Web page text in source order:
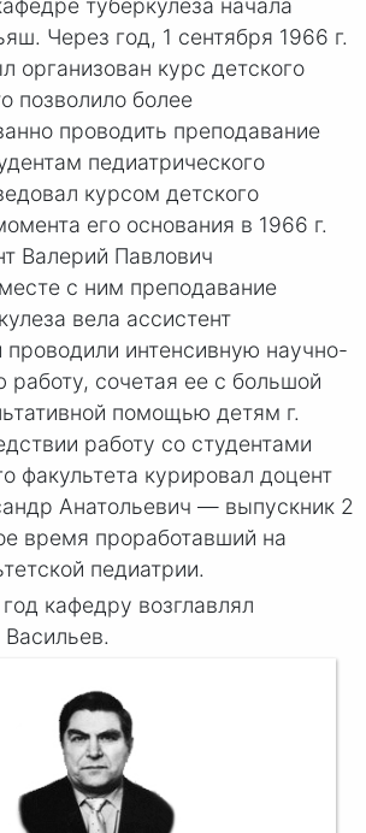
Через год, 1 сентября 1966 г.
организован курс детского
позволило более
проводить преподавание
педиатрического
курсом детского
его основания в 1966 г.
Валерий Павлович
с ним преподавание
вела ассистент
интенсивную научно-
работу, сочетая ее с большой
помощью детям г.
работу со студентами
факультета курировал доцент
Анатольевич — выпускник 2
время проработавший на
педиатрии.
кафедру возглавлял